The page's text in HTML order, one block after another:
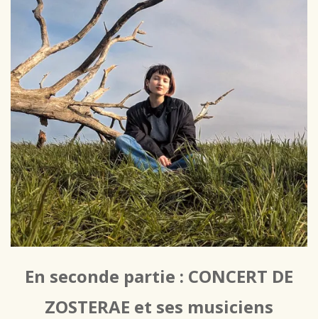
En seconde partie : CONCERT DE
ZOSTERAE et ses musiciens